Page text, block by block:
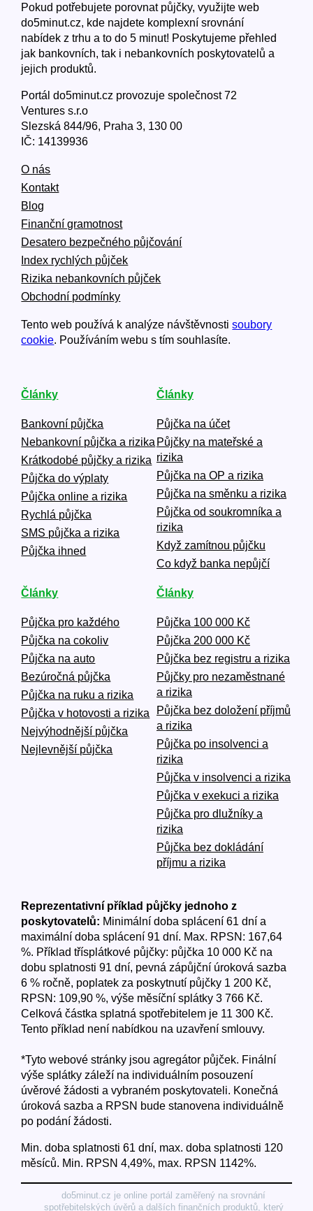
Pokud potřebujete porovnat půjčky, využijte web
do5minut.cz, kde najdete komplexní srovnání
nabídek z trhu a to do 5 minut! Poskytujeme přehled
jak bankovních, tak i nebankovních poskytovatelů a
jejich produktů.
Portál do5minut.cz provozuje společnost 72
Ventures s.r.o
Slezská 844/96, Praha 3, 130 00
IČ: 14139936
O nás
Kontakt
Blog
Finanční gramotnost
Desatero bezpečného půjčování
Index rychlých půjček
Rizika nebankovních půjček
Obchodní podmínky
Tento web používá k analýze návštěvnostisoubory
cookie. Používáním webu s tím souhlasíte.
Články
Bankovní půjčka
Nebankovní půjčka a rizika
Krátkodobé půjčky a rizika
Půjčka do výplaty
Půjčka online a rizika
Rychlá půjčka
SMS půjčka a rizika
Půjčka ihned
Články
Půjčka na účet
Půjčky na mateřské a
rizika
Půjčka na OP a rizika
Půjčka na směnku a rizika
Půjčka od soukromníka a
rizika
Když zamítnou půjčku
Co když banka nepůjčí
Články
Půjčka pro každého
Půjčka na cokoliv
Půjčka na auto
Bezúročná půjčka
Půjčka na ruku a rizika
Půjčka v hotovosti a rizika
Nejvýhodnější půjčka
Nejlevnější půjčka
Články
Půjčka 100 000 Kč
Půjčka 200 000 Kč
Půjčka bez registru a rizika
Půjčky pro nezaměstnané
a rizika
Půjčka bez doložení příjmů
a rizika
Půjčka po insolvenci a
rizika
Půjčka v insolvenci a rizika
Půjčka v exekuci a rizika
Půjčka pro dlužníky a
rizika
Půjčka bez dokládání
příjmu a rizika
Reprezentativní příklad půjčky jednoho z
poskytovatelů: Minimální doba splácení 61 dní a
maximální doba splácení 91 dní. Max. RPSN: 167,64
%. Příklad třísplátkové půjčky: půjčka 10 000 Kč na
dobu splatnosti 91 dní, pevná zápůjční úroková sazba
6 % ročně, poplatek za poskytnutí půjčky 1 200 Kč,
RPSN: 109,90 %, výše měsíční splátky 3 766 Kč.
Celková částka splatná spotřebitelem je 11 300 Kč.
Tento příklad není nabídkou na uzavření smlouvy.
*Tyto webové stránky jsou agregátor půjček. Finální
výše splátky záleží na individuálním posouzení
úvěrové žádosti a vybraném poskytovateli. Konečná
úroková sazba a RPSN bude stanovena individuálně
po podání žádosti.
Min. doba splatnosti 61 dní, max. doba splatnosti 120
měsíců. Min. RPSN 4,49%, max. RPSN 1142%.
do5minut.cz je online portál zaměřený na srovnání
spotřebitelských úvěrů a dalších finančních produktů, který